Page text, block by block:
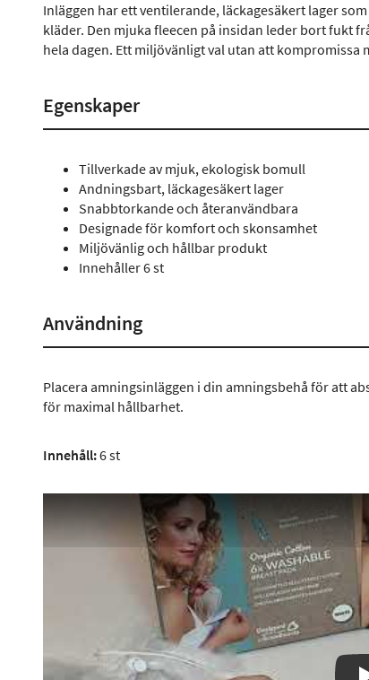
Inläggen har ett ventilerande, läckagesäkert lager
kläder. Den mjuka fleecen på insidan leder bort fukt
hela dagen. Ett miljövänligt val utan att kompromissa
Egenskaper
Tillverkade av mjuk, ekologisk bomull
Andningsbart, läckagesäkert lager
Snabbtorkande och återanvändbara
Designade för komfort och skonsamhet
Miljövänlig och hållbar produkt
Innehåller 6 st
Användning
Placera amningsinläggen i din amningsbehå för att
för maximal hållbarhet.
Innehåll:6 st